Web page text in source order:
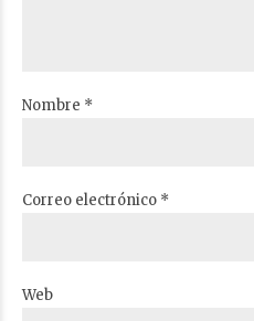
Nombre *
Correo electrónico *
Web